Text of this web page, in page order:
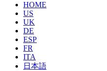
HOME
US
UK
DE
ESP
FR
ITA
日本語